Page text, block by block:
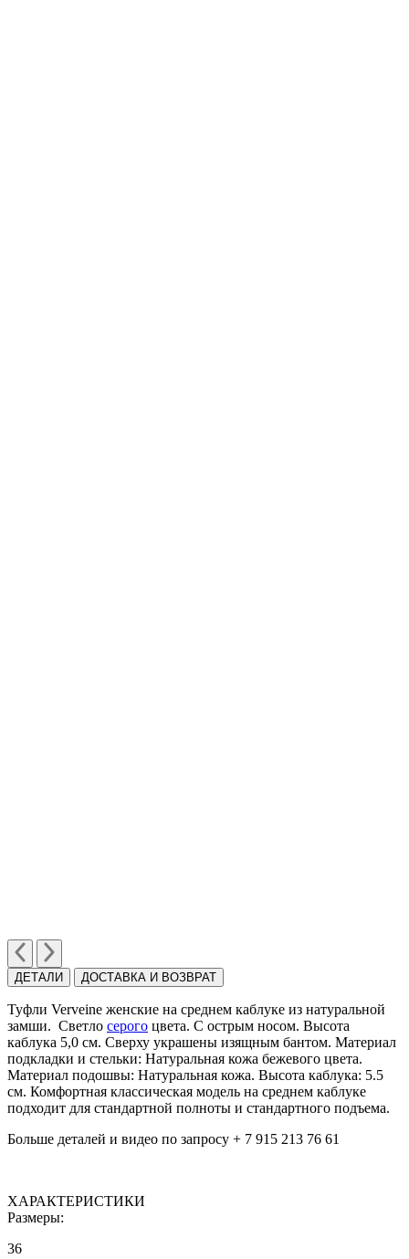
ДЕТАЛИ ДОСТАВКА И ВОЗВРАТ
Туфли Verveine женские на среднем каблуке из натуральной
замши. Cветло серого цвета. C острым носом. Высота
каблука 5,0 см. Сверху украшены изящным бантом. Материал
подкладки и стельки: Натуральная кожа бежевого цвета.
Материал подошвы: Натуральная кожа. Высота каблука: 5.5
см. Комфортная классическая модель на среднем каблуке
подходит для стандартной полноты и стандартного подъема.
Больше деталей и видео по запросу + 7 915 213 76 61
ХАРАКТЕРИСТИКИ
Размеры:
36